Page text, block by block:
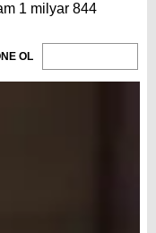
1 milyar 844
OL